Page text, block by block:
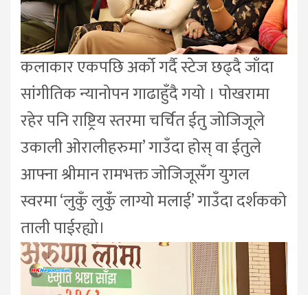
कलाकार एकपछि अर्को गर्दै स्टेज छढ्दै जाँदा
सांगीतिक न्यानोपन गाढाहुँदै गयो । पोखरामा
रहेर पनि राष्ट्रिय स्तरमा चर्चित ईतु जोजिजूले
उकाली ओरालीहरुमा’ गाउँदा होस् वा ईतुले
आफ्ना श्रीमान रामभक्त जोजिजूसँग युगल
स्वरमा ‘लुकुँ लुकुँ लाग्यो मलाई’ गाउँदा दर्शकको
ताली पाईरह्यो।